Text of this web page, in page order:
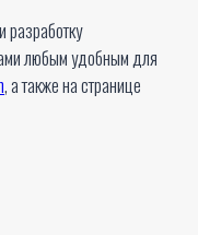
разработку
любым удобным для
, а также на странице